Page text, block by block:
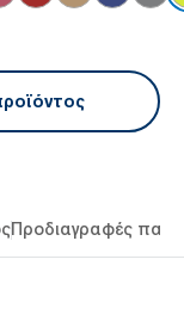
Προδιαγραφές